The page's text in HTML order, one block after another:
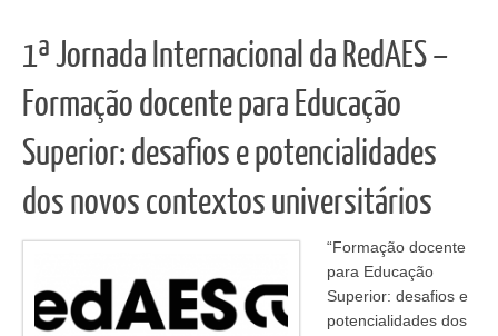
1ª Jornada Internacional da RedAES –
Formação docente para Educação
Superior: desafios e potencialidades
dos novos contextos universitários
“Formação docente
para Educação
Superior: desafios e
potencialidades dos